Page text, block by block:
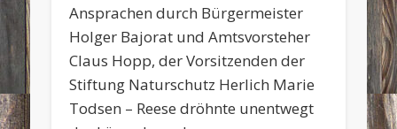
Ansprachen durch Bürgermeister
Holger Bajorat und Amtsvorsteher
Claus Hopp, der Vorsitzenden der
Stiftung Naturschutz Herlich Marie
Todsen – Reese dröhnte unentwegt